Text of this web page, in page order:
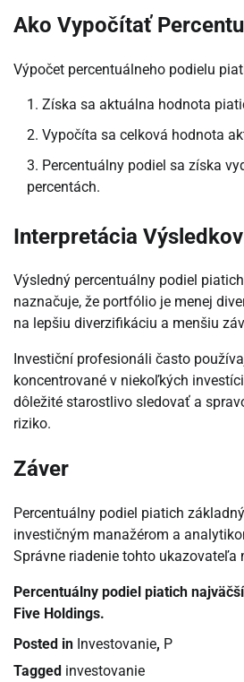
Ako Vypočítať
Výpočet percentuálneho podielu
Získa sa aktuálna hodnota
Vypočíta sa celková hodnota
Percentuálny podiel sa získa
percentách.
Interpretácia Výsledkov
Výsledný percentuálny podiel
naznačuje, že portfólio je menej
na lepšiu diverzifikáciu a menšiu
Investiční profesionáli často
koncentrované v niekoľkých
dôležité starostlivo sledovať a
riziko.
Záver
Percentuálny podiel piatich
investičným manažérom a
Správne riadenie tohto
Percentuálny podiel piatich
Five Holdings.
Posted in Investovanie, P
Tagged investovanie